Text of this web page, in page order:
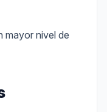
mayor nivel de